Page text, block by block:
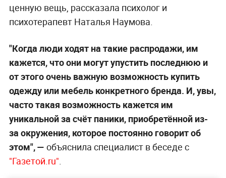
ценную вещь, рассказала психолог и
психотерапевт Наталья Наумова.
"Когда люди ходят на такие распродажи, им
кажется, что они могут упустить последнюю и
от этого очень важную возможность купить
одежду или мебель конкретного бренда. И, увы,
часто такая возможность кажется им
уникальной за счёт паники, приобретённой из-
за окружения, которое постоянно говорит об
этом", — объяснила специалист в беседе с
"Газетой.ru"